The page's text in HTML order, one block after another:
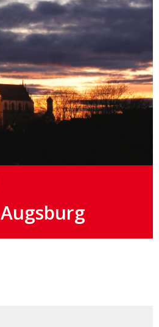
Augsburg
Details